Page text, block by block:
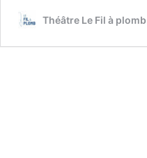
Théâtre Le Fil à plomb